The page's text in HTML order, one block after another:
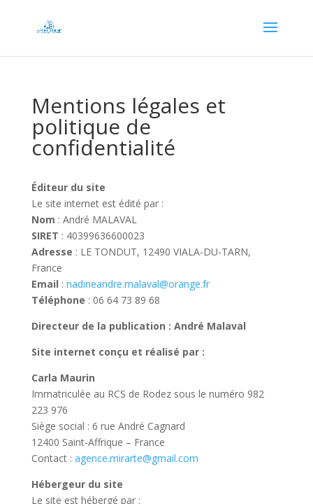
Mentions légales et
politique de
confidentialité
Éditeur du site
Le site internet est édité par :
Nom : André MALAVAL
SIRET : 40399636600023
Adresse : LE TONDUT, 12490 VIALA-DU-TARN,
France
Email : nadineandre.malaval@orange.fr
Téléphone : 06 64 73 89 68
Directeur de la publication : André Malaval
Site internet conçu et réalisé par :
Carla Maurin
Immatriculée au RCS de Rodez sous le numéro 982
223 976
Siège social : 6 rue André Cagnard
12400 Saint-Affrique – France
Contact : agence.mirarte@gmail.com
Hébergeur du site
Le site est hébergé par :